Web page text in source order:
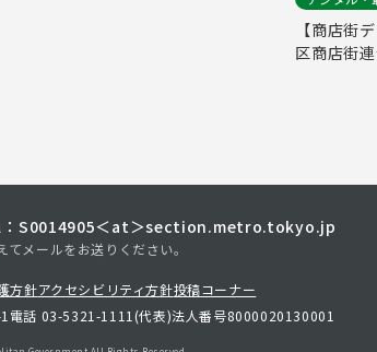
【商店街
区商店街
：S0014905＜at＞section.metro.tokyo.jp
メールをお送りください。
方針アクセシビリティ方針投稿コーナー
電話 03-5321-1111(代表)法人番号8000020130001